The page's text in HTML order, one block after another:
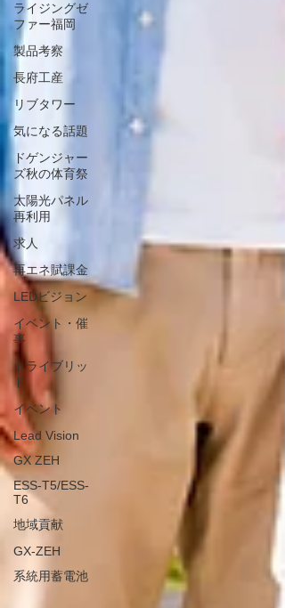
ライジングゼ
ファー福岡
製品考察
長府工産
リブタワー
気になる話題
ドゲンジャー
ズ秋の体育祭
太陽光パネル
再利用
求人
再エネ賦課金
LEDビジョン
イベント・催
事
トライブリッ
ド
イベント
Lead Vision
GX ZEH
ESS-T5/ESS-
T6
地域貢献
GX-ZEH
系統用蓄電池